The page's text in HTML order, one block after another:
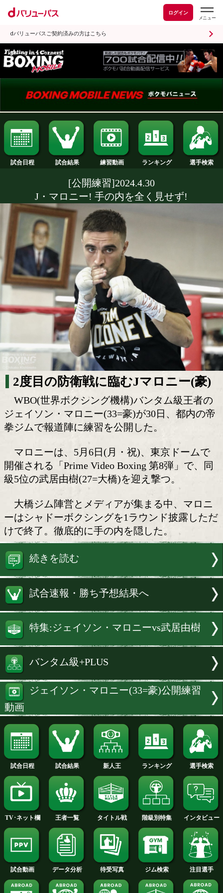
ログイン
dバリューパスご契約済みの方はこちら
試合日程 試合結果 練習動画 ランキング
[公開練習]2024.4.30
J・マロニー! 手の内を全く見せ
2度目の防衛戦に臨むJマロニ
WBO(世界ボクシング機構)バンタム級
ジェイソン・マロニー(33=豪)が30日、
拳ジムで報道陣に練習を公開した。
マロニーは、5月6日(月・祝)、東京ド
開催される「Prime Video Boxing 第8弾
級5位の武居由樹(27=大橋)を迎え撃つ。
大橋ジム陣営とメディアが集まる中、
ーはシャドーボクシングを1ラウンド披
けで終了。徹底的に手の内を隠した。
試合速報・勝ち予想結果へ
特集:ジェイソン・マロニーvs武居
バンタム級+PLUS
ジェイソン・マロニー(33=豪)公開
動画